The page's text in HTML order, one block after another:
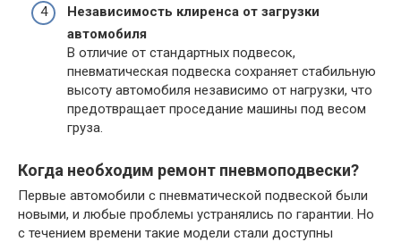
Независимость клиренса от загрузки
автомобиля
В отличие от стандартных подвесок,
пневматическая подвеска сохраняет стабильную
высоту автомобиля независимо от нагрузки, что
предотвращает проседание машины под весом
груза.
Когда необходим ремонт пневмоподвески?
Первые автомобили с пневматической подвеской были
новыми, и любые проблемы устранялись по гарантии. Но
с течением времени такие модели стали доступны